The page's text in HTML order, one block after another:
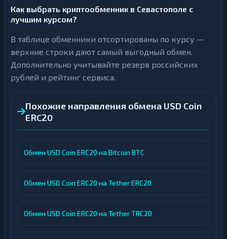
Как выбрать криптообменник в Севастополе с
лучшим курсом?
В таблице обменники отсортированы по курсу —
верхние строки дают самый выгодный обмен.
Дополнительно учитывайте резерв российских
рублей и рейтинг сервиса.
Похожие направления обмена USD Coin
ERC20
Обмен USD Coin ERC20 на Bitcoin BTC
Обмен USD Coin ERC20 на Tether ERC20
Обмен USD Coin ERC20 на Tether TRC20